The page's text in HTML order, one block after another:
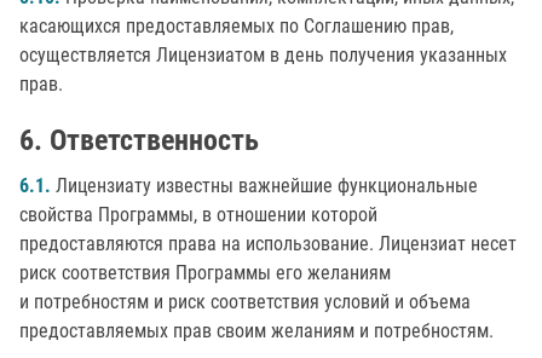
касающихся предоставляемых по Соглашению прав,
осуществляется Лицензиатом в день получения указанных
прав.
Ответственность
6.1. Лицензиату известны важнейшие функциональные
свойства Программы, в отношении которой
предоставляются права на использование. Лицензиат несет
риск соответствия Программы его желаниям
и потребностям и риск соответствия условий и объема
предоставляемых прав своим желаниям и потребностям.